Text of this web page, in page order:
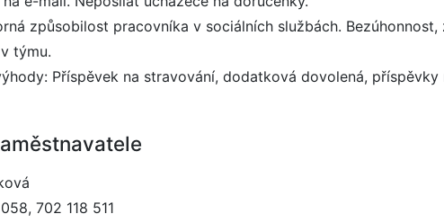
způsobilost pracovníka v sociálních službách.
týmu.
Příspěvek na stravování, dodatková dovolená,
702 118 511